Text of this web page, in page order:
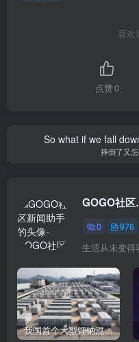
喜欢
点赞0
So what if we fall
摔倒了又
0 976
生活从未变得
我国首个大型锂钠混合储能站投产，开启储能新时代